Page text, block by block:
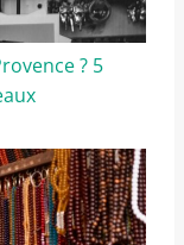
? 5